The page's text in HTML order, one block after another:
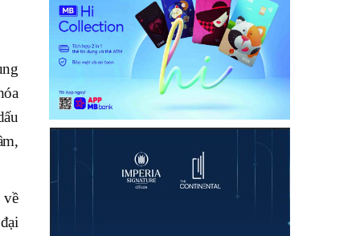
về